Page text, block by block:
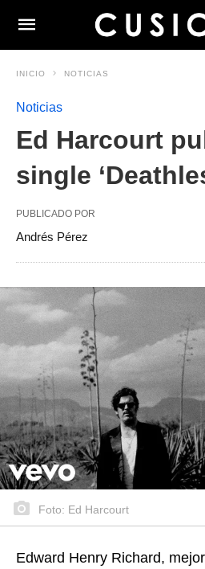
INICIO NOTICIAS
Noticias
Ed Harcourt
single
PUBLICADO POR
Andrés Pérez
Foto: Ed Harcourt
Edward Henry Richard,